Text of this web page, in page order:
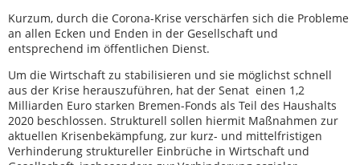
Kurzum, durch die Corona-Krise verschärfen sich die Probleme
an allen Ecken und Enden in der Gesellschaft und
entsprechend im öffentlichen Dienst.
Um die Wirtschaft zu stabilisieren und sie möglichst schnell
aus der Krise herauszuführen, hat der Senat einen 1,2
Milliarden Euro starken Bremen-Fonds als Teil des Haushalts
2020 beschlossen. Strukturell sollen hiermit Maßnahmen zur
aktuellen Krisenbekämpfung, zur kurz- und mittelfristigen
Verhinderung struktureller Einbrüche in Wirtschaft und